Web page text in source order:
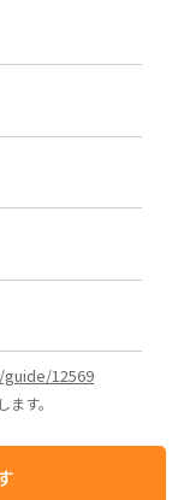
12569
す。